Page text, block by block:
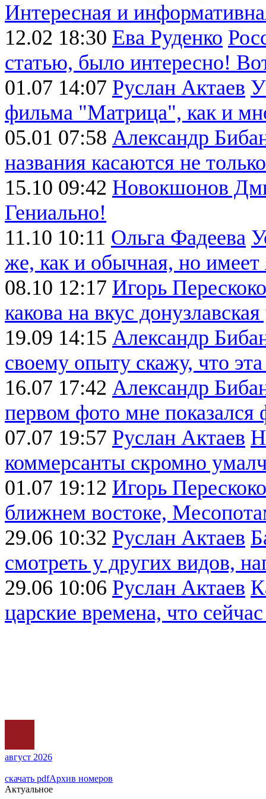
Интересная и
12.02 18:30 Ева Руденко
статью, было интересно!
01.07 14:07 Руслан Актаев
фильма "Матрица", как и
05.01 07:58 Александр
названия касаются не
15.10 09:42 Новокшонов
Гениально!
11.10 10:11 Ольга Фадеева
же, как и обычная, но
08.10 12:17 Игорь
какова на вкус
19.09 14:15 Александр
своему опыту скажу, что
16.07 17:42 Александр
первом фото мне показался
07.07 19:57 Руслан Актаев
коммерсанты скромно
01.07 19:12 Игорь
ближнем востоке,
29.06 10:32 Руслан Актаев
смотреть у других видов,
29.06 10:06 Руслан Актаев
царские времена, что
август 2026
скачать pdfАрхив номеров
Актуальное